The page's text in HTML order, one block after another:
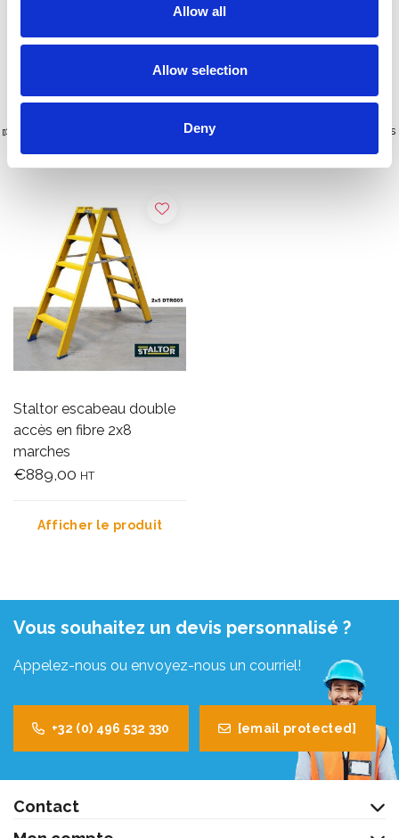
Allow all
Allow selection
Deny
€800,00
Plus de 10 000 clients satisfaits
Livraison gratuite aux Pays-Bas
Staltor escabeau double
accès en fibre 2x8
marches
€889,00 HT
Afficher le produit
Vous souhaitez un devis personnalisé ?
Appelez-nous ou envoyez-nous un courriel!
+32 (0) 496 532 330 [email protected]
Contact